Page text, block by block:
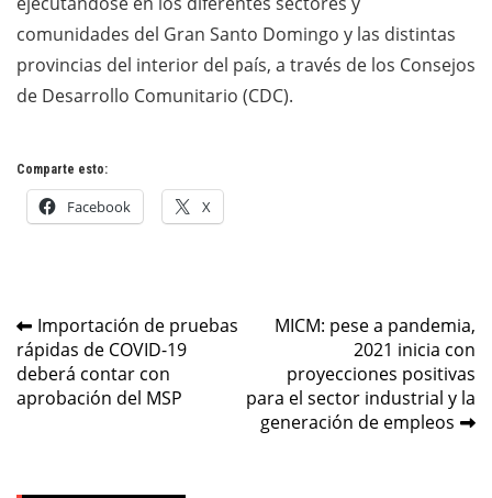
comunidades del Gran Santo Domingo y las distintas
provincias del interior del país, a través de los Consejos
de Desarrollo Comunitario (CDC).
Comparte esto:
Facebook X
Navegación
de
entradas
Importación de pruebas
rápidas de COVID-19
deberá contar con
aprobación del MSP
MICM: pese a pandemia,
2021 inicia con
proyecciones positivas
para el sector industrial y la
generación de empleos